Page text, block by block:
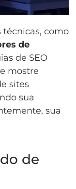
técnicas, como
de
de SEO
mostre
sites
sua
sua
de